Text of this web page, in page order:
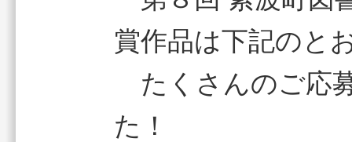
賞作品は下記のと
たくさんのご応
た！